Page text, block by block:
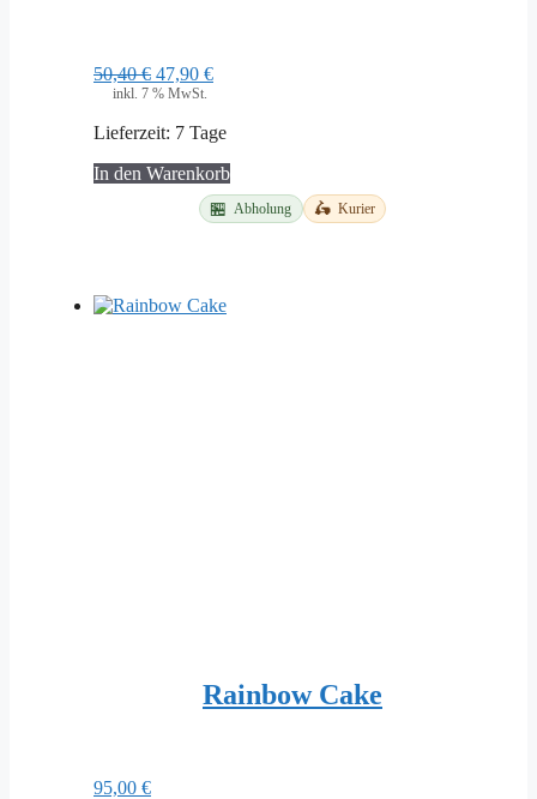
50,40€ Ursprünglicher
Preis
50,40 €
47,90 €Aktueller
47,90 €.
inkl. 7 % MwSt.
Lieferzeit: 7 Tage
In den Warenkorb
🏪 Abholung 🛵 Kurier
Rainbow Cake
95,00 €